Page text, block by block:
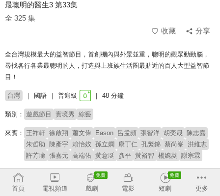
最聰明的醫生3 第33集
全 325 集
收藏
分享
全台灣規模最大的益智節目，首創棚內與外景並重，聰明的觀眾動動腦，
尋找各行各業最聰明的人，打造與上班族生活圈最貼近的百人大型益智節
目！
台灣 國語 普遍級 48 分鐘
類別： 遊戲節目 實境秀 綜藝
來賓： 王祚軒 徐啟翔 蕭文偉 Eason 呂孟頻 張智洋 胡奕晟 陳志嘉
朱哲助
陳彥宇 賴怡妏 孫立嫻 康丁仁 孔繁錦 蔡尚峯 洪維志
許芳瑜 張嘉元 高端佑 黃意珽 彥平 黃裕智 楊婉菱 謝宗霖
主持：
Janet
首頁
電視頻道 戲劇 電影 短劇 更多